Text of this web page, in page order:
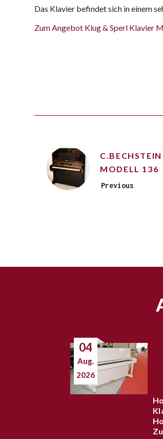
Das Klavier befindet sich in einem
Zum Angebot Klug & Sperl Klavier
MODELL 136
Previous
04
Aug.
2026